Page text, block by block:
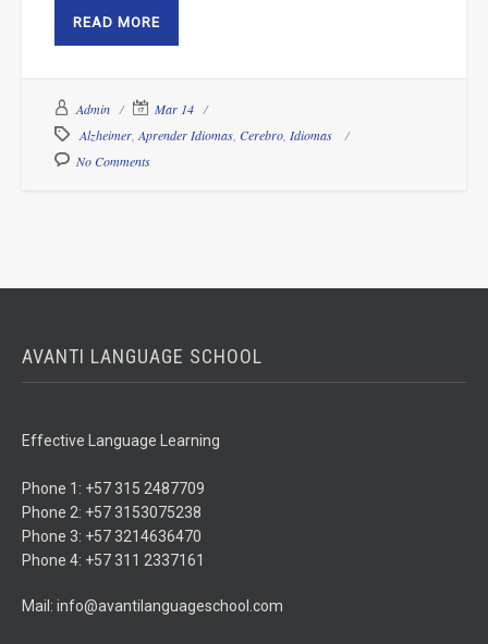
READ MORE
Admin
Mar 14
Alzheimer Aprender Idiomas Cerebro Idiomas
No Comments
AVANTI LANGUAGE SCHOOL
Effective Language Learning
Phone 1: +57 315 2487709
Phone 2: +57 3153075238
Phone 3: +57 3214636470
Phone 4: +57 311 2337161
Mail: info@avantilanguageschool.com